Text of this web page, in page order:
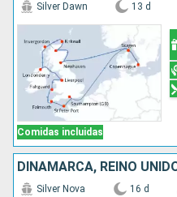
Comidas incluidas
Silver Dawn 13 d
Silver Nova 16 d